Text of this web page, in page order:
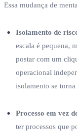
Essa mudança de
Isolamento de
escala é pequena,
postar com um
operacional
isolamento se
Processo em vez
ter processos que